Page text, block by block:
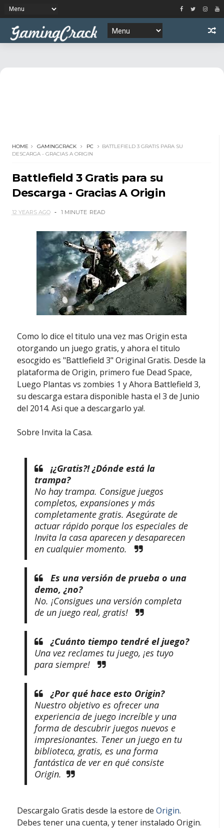
HOME GAMINGCRACK PC
BATTLEFIELD 3 GRATIS PARA SU
DESCARGA - GRACIAS A ORIGIN
Battlefield 3 Gratis para su
Descarga - Gracias A Origin
12 YEARS AGO 1 MINUTE READ
Como lo dice el titulo una vez mas Origin esta
otorgando un juego gratis, y ahora el titulo
esocgido es "Battlefield 3" Original Gratis. Desde la
plataforma de Origin, primero fue Dead Space,
Luego Plantas vs zombies 1 y Ahora Battlefield 3,
su descarga estara disponible hasta el 3 de Junio
del 2014. Asi que a descargarlo ya!.
Sobre Invita la Casa.
¡¿Gratis?! ¿Dónde está la
trampa?
No hay trampa. Consigue juegos
completos, expansiones y más
completamente gratis. Asegúrate de
actuar rápido porque los especiales de
Invita la casa aparecen y desaparecen
en cualquier momento.
Es una versión de prueba o una
demo, ¿no?
No. ¡Consigues una versión completa
de un juego real, gratis!
¿Cuánto tiempo tendré el juego?
Una vez reclames tu juego, ¡es tuyo
para siempre!
¿Por qué hace esto Origin?
Nuestro objetivo es ofrecer una
experiencia de juego increíble y una
forma de descubrir juegos nuevos e
impresionantes. Tener un juego en tu
biblioteca, gratis, es una forma
fantástica de ver en qué consiste
Origin.
Descargalo Gratis desde la estore de Origin.
Debes tener una cuenta, y tener instalado Origin.